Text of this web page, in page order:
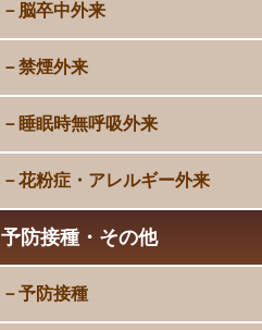
脳卒中外来
禁煙外来
睡眠時無呼吸外来
花粉症・アレルギー外来
予防接種・その他
予防接種